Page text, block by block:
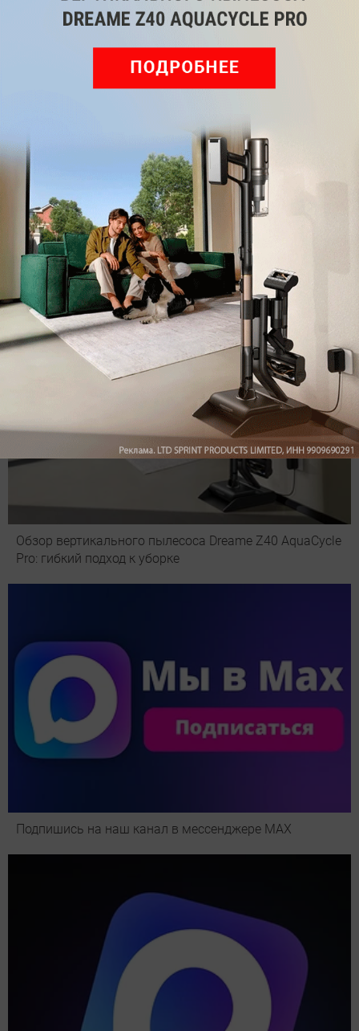
YouTube
Комментарии
Мы знаем, вам есть что сказать!
Войдите Зарегистрируйтесь, чтобы
оставить комментарий
Рекомендуем
Обзор вертикального пылесоса Dreame Z40 AquaCycle
Pro: гибкий подход к уборке
Подпишись на наш канал в мессенджере МАХ